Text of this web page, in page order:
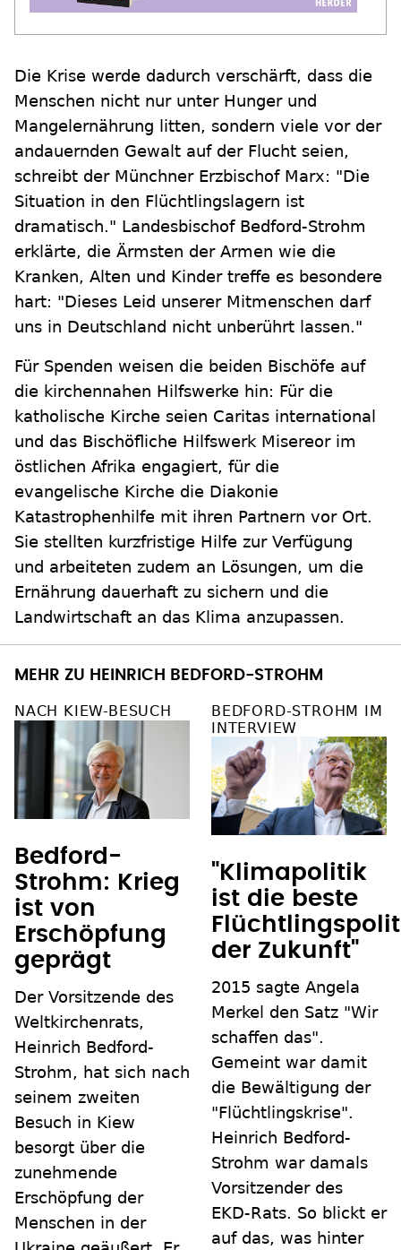
Die Krise werde dadurch verschärft, dass die
Menschen nicht nur unter Hunger und
Mangelernährung litten, sondern viele vor der
andauernden Gewalt auf der Flucht seien,
schreibt der Münchner Erzbischof Marx: "Die
Situation in den Flüchtlingslagern ist
dramatisch." Landesbischof Bedford-Strohm
erklärte, die Ärmsten der Armen wie die
Kranken, Alten und Kinder treffe es besondere
hart: "Dieses Leid unserer Mitmenschen darf
uns in Deutschland nicht unberührt lassen."
Für Spenden weisen die beiden Bischöfe auf
die kirchennahen Hilfswerke hin: Für die
katholische Kirche seien Caritas international
und das Bischöfliche Hilfswerk Misereor im
östlichen Afrika engagiert, für die
evangelische Kirche die Diakonie
Katastrophenhilfe mit ihren Partnern vor Ort.
Sie stellten kurzfristige Hilfe zur Verfügung
und arbeiteten zudem an Lösungen, um die
Ernährung dauerhaft zu sichern und die
Landwirtschaft an das Klima anzupassen.
MEHR ZU HEINRICH BEDFORD-STROHM
NACH KIEW-BESUCH
Bedford-
Strohm: Krieg
ist von
Erschöpfung
geprägt
Der Vorsitzende des
Weltkirchenrats,
Heinrich Bedford-
Strohm, hat sich nach
seinem zweiten
Besuch in Kiew
besorgt über die
zunehmende
Erschöpfung der
Menschen in der
BEDFORD-STROHM IM
INTERVIEW
"Klimapolitik
ist die beste
der Zukunft"
2015 sagte Angela
Merkel den Satz "Wir
schaffen das".
Gemeint war damit
die Bewältigung der
"Flüchtlingskrise".
Heinrich Bedford-
Strohm war damals
Vorsitzender des
EKD-Rats. So blickt er
auf das, was hinter